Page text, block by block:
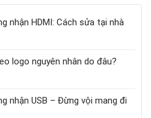
nhận HDMI: Cách sửa tại nhà
logo nguyên nhân do đâu?
nhận USB – Đừng vội mang đi